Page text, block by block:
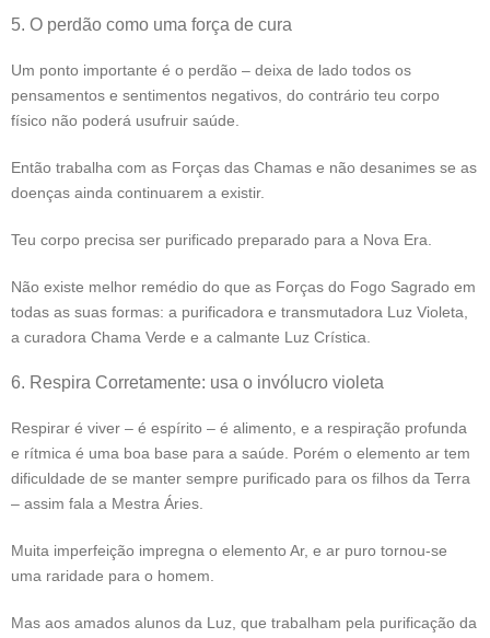
5. O perdão como uma força de cura
Um ponto importante é o perdão – deixa de lado todos os
pensamentos e sentimentos negativos, do contrário teu corpo
físico não poderá usufruir saúde.
Então trabalha com as Forças das Chamas e não desanimes se as
doenças ainda continuarem a existir.
Teu corpo precisa ser purificado preparado para a Nova Era.
Não existe melhor remédio do que as Forças do Fogo Sagrado em
todas as suas formas: a purificadora e transmutadora Luz Violeta,
a curadora Chama Verde e a calmante Luz Crística.
6. Respira Corretamente: usa o invólucro violeta
Respirar é viver – é espírito – é alimento, e a respiração profunda
e rítmica é uma boa base para a saúde. Porém o elemento ar tem
dificuldade de se manter sempre purificado para os filhos da Terra
– assim fala a Mestra Áries.
Muita imperfeição impregna o elemento Ar, e ar puro tornou-se
uma raridade para o homem.
Mas aos amados alunos da Luz, que trabalham pela purificação da